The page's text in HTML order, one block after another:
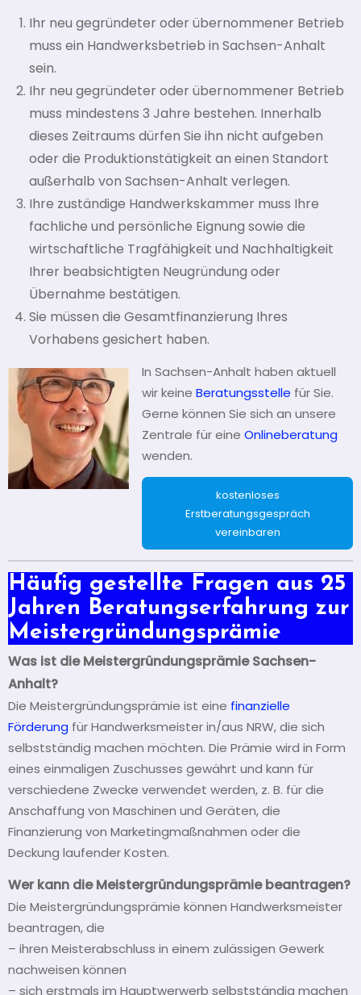
Ihr neu gegründeter oder übernommener Betrieb
muss ein Handwerksbetrieb in Sachsen-Anhalt
sein.
Ihr neu gegründeter oder übernommener Betrieb
muss mindestens 3 Jahre bestehen. Innerhalb
dieses Zeitraums dürfen Sie ihn nicht aufgeben
oder die Produktionstätigkeit an einen Standort
außerhalb von Sachsen-Anhalt verlegen.
Ihre zuständige Handwerkskammer muss Ihre
fachliche und persönliche Eignung sowie die
wirtschaftliche Tragfähigkeit und Nachhaltigkeit
Ihrer beabsichtigten Neugründung oder
Übernahme bestätigen.
Sie müssen die Gesamtfinanzierung Ihres
Vorhabens gesichert haben.
In Sachsen-Anhalt haben aktuell
wir keine Beratungsstelle für Sie.
Gerne können Sie sich an unsere
Zentrale für eine Onlineberatung
wenden.
kostenloses
Erstberatungsgespräch
vereinbaren
Häufig gestellte Fragen aus 25
Jahren Beratungserfahrung zur
Meistergründungsprämie
Was ist die Meistergründungsprämie Sachsen-
Anhalt?
Die Meistergründungsprämie ist eine finanzielle
Förderung für Handwerksmeister in/aus NRW, die sich
selbstständig machen möchten. Die Prämie wird in Form
eines einmaligen Zuschusses gewährt und kann für
verschiedene Zwecke verwendet werden, z. B. für die
Anschaffung von Maschinen und Geräten, die
Finanzierung von Marketingmaßnahmen oder die
Deckung laufender Kosten.
Wer kann die Meistergründungsprämie beantragen?
Die Meistergründungsprämie können Handwerksmeister
beantragen, die
– ihren Meisterabschluss in einem zulässigen Gewerk
nachweisen können
– sich erstmals im Hauptwerwerb selbstständig machen